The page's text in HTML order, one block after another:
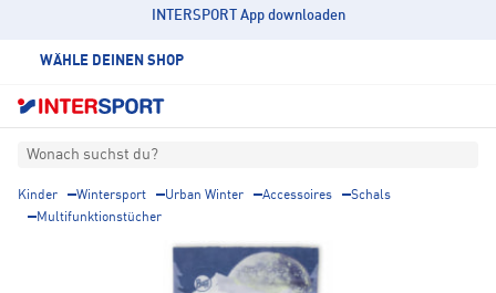
INTERSPORT App downloaden
WÄHLE DEINEN SHOP
Wonach suchst du?
Kinder Wintersport Urban Winter Accessoires
Schals
Multifunktionstücher